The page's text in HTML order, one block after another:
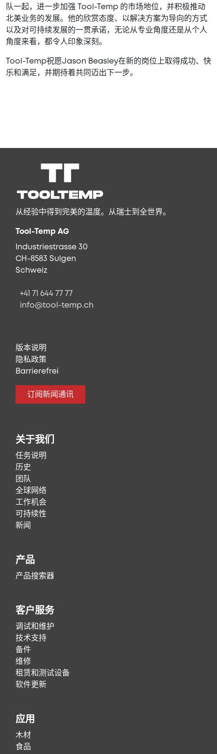
队一起，进一步加强 Tool-Temp 的市场地位，并积极推动
北美业务的发展。他的欣赏态度、以解决方案为导向的方式
以及对可持续发展的一贯承诺，无论从专业角度还是从个人
角度来看，都令人印象深刻。
Tool-Temp祝愿Jason Beasley在新的岗位上取得成功、快
乐和满足，并期待着共同迈出下一步。
从经验中得到完美的温度。从瑞士到全世界。
Tool-Temp AG
Industriestrasse 30
CH-8583 Sulgen
Schweiz
+41 71 644 77 77
info@tool-temp.ch
版本说明
隐私政策
Barrierefrei
订阅新闻通讯
关于我们
任务说明
历史
团队
全球网络
工作机会
可持续性
新闻
产品
产品搜索器
客户服务
调试和维护
技术支持
备件
维修
租赁和测试设备
软件更新
应用
木材
食品